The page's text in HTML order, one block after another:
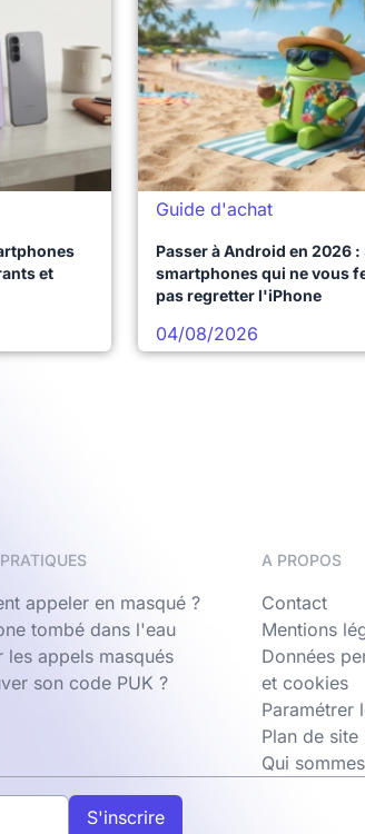
et
Guide d'achat
Passer à Android en 2026 :
smartphones qui ne vous
pas regretter l'iPhone
04/08/2026
appeler en masqué ?
tombé dans l'eau
les appels masqués
son code PUK ?
A PROPOS
Contact
Mentions
Données
et cookies
Paramétrer
Plan de site
Qui
S'inscrire